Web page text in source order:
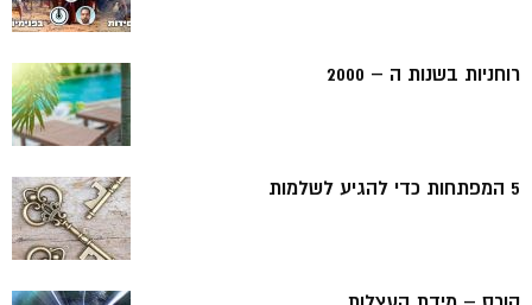
רוחניות בשנות ה – 2000
5 המפתחות כדי להגיע לשלמות